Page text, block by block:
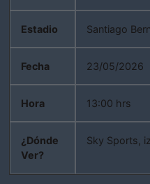
Estadio
Fecha
Hora
¿Dónde
Ver?
Santiago
23/05/2026
13:00 hrs
Sky Sports,